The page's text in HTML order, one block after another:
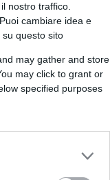
nostro traffico.
cambiare idea e
questo sito
may gather and store
may click to grant or
specified purposes